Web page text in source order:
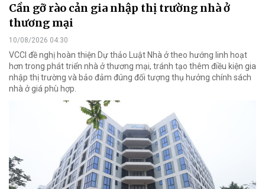
Cần gỡ rào cản gia nhập thị trường nhà ở
thương mại
10/08/2026 04:30
VCCI đề nghị hoàn thiện Dự thảo Luật Nhà ở theo hướng linh hoạt
hơn trong phát triển nhà ở thương mại, tránh tạo thêm điều kiện gia
nhập thị trường và bảo đảm đúng đối tượng thụ hưởng chính sách
nhà ở giá phù hợp.